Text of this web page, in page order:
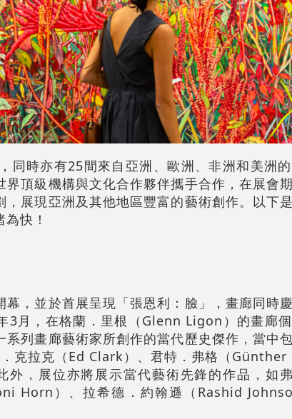
同時亦有25間來自亞洲、歐洲、非洲和美洲
頂級機構與文化合作夥伴攜手合作，在展會
展現亞洲及其他地區豐富的藝術創作。以下
快！
，並於首展呈現「張恩利：臉」，畫廊同時
3月，在格蘭．里根（Glenn Ligon）的畫廊
列畫廊藝術家所創作的當代歷史傑作，當中
克拉克（Ed Clark）、君特．弗格（Günther
，展位亦將展示當代藝術先鋒的作品，如
Horn）、拉希德．約翰遜（Rashid